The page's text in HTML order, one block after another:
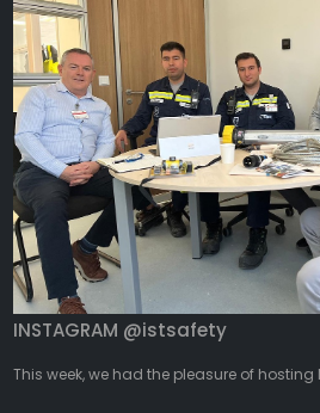
INSTAGRAM @istsafety
This week, we had the pleasure of hosting